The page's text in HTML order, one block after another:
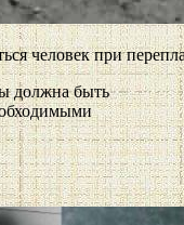
человек при
должна быть